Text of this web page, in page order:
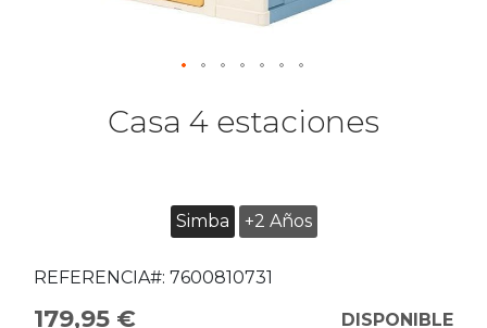
Casa 4 estaciones
Simba +2 Años
REFERENCIA#: 7600810731
179,95 € DISPONIBLE